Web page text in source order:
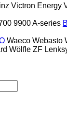
Victron Energy
9900A-series
Waeco Webasto
Wölfle ZF